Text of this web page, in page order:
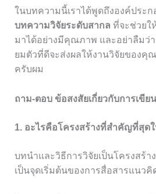
ในบทความนี้เราได้พูดถึงองค์ประ
บทความวิจัยระดับสากล ที่จะช่วยใ
มาได้อย่างมีคุณภาพ และอย่าลืมว่า
ยมตัวที่ดีจะส่งผลให้งานวิจัยของคุ
ครับผม
ถาม-ตอบ ข้อสงสัยเกี่ยวกับการเขีย
1. อะไรคือโครงสร้างที่สำคัญที่สุด
บทนำและวิธีการวิจัยเป็นโครงสร้
เป็นจุดเริ่มต้นของการสื่อสารแนว